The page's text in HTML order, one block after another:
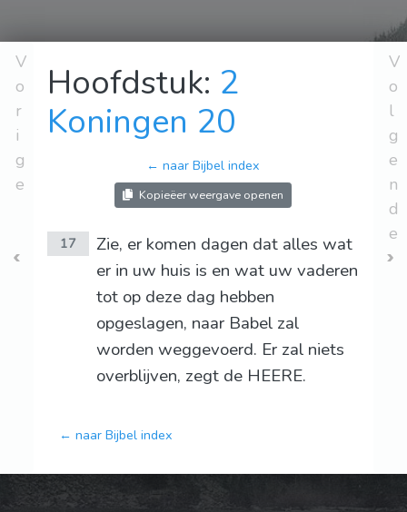
V
o
r
i
g
e
Hoofdstuk: 2
Koningen 20
← naar Bijbel index
Kopieëer weergave openen
17
Zie, er komen dagen dat alles wat
er in uw huis is en wat uw vaderen
tot op deze dag hebben
opgeslagen, naar Babel zal
worden weggevoerd. Er zal niets
overblijven, zegt de HEERE.
← naar Bijbel index
V
o
l
g
e
n
d
e